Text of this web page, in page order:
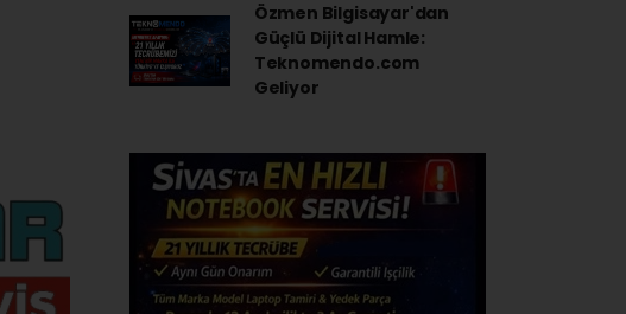
Özmen Bilgisayar'dan
Güçlü Dijital Hamle:
Teknomendo.com
Geliyor